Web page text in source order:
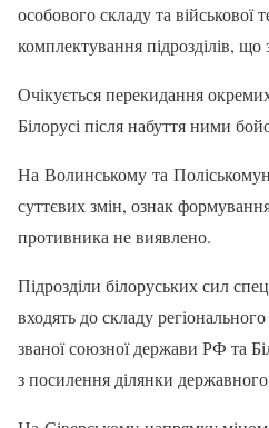
особового складу та військової
комплектування підрозділів, що
Очікується перекидання окремих
Білорусі після набуття ними
На Волинському та
суттєвих змін, ознак
противника не виявлено.
Підрозділи білоруських сил
входять до складу
званої союзної держави РФ та
з посилення ділянки